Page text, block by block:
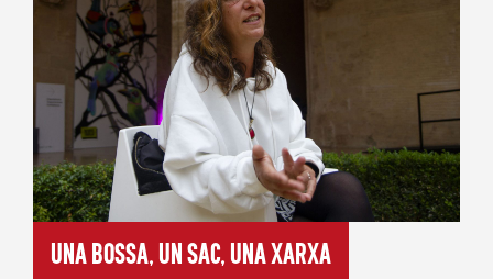
Una bossa, un sac, una xarxa